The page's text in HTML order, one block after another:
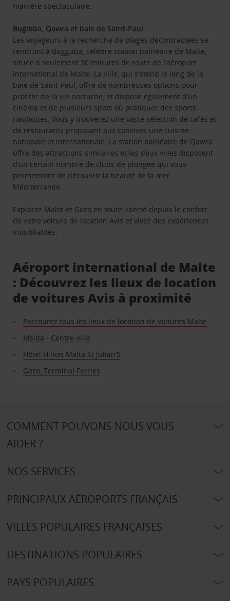
manière spectaculaire.
Bugibba, Qawra et baie de Saint-Paul
Les voyageurs à la recherche de plages décontractées se
rendront à Bugguba, célèbre station balnéaire de Malte,
située à seulement 30 minutes de route de l’aéroport
international de Malte. La ville, qui s’étend le long de la
baie de Saint-Paul, offre de nombreuses options pour
profiter de la vie nocturne, et dispose également d’un
cinéma et de plusieurs spots où pratiquer des sports
nautiques. Vous y trouverez une vaste sélection de cafés et
de restaurants proposant aux convives une cuisine
nationale et internationale. La station balnéaire de Qawra
offre des attractions similaires et les deux villes disposent
d’un certain nombre de clubs de plongée qui vous
permettront de découvrir la beauté de la mer
Méditerranée.
Explorez Malte et Gozo en toute liberté depuis le confort
de votre voiture de location Avis et vivez des expériences
inoubliables.
Aéroport international de Malte
: Découvrez les lieux de location
de voitures Avis à proximité
Parcourez tous les lieux de location de voitures Malte
Msida - Centre-ville
Hôtel Hilton Malta St Julian’S
Gozo, Terminal Ferries
COMMENT POUVONS-NOUS VOUS
AIDER ?
NOS SERVICES
PRINCIPAUX AÉROPORTS FRANÇAIS
VILLES POPULAIRES FRANÇAISES
DESTINATIONS POPULAIRES
PAYS POPULAIRES